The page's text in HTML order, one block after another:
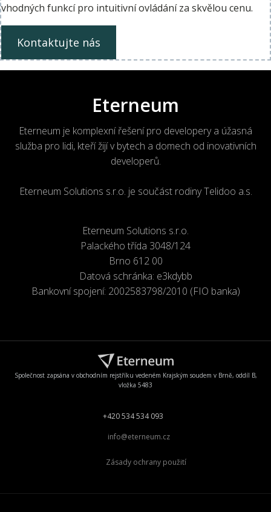
vhodných funkcí pro intuitivní ovládání za skvělou cenu.
Kontaktujte nás
Eterneum
Eterneum je komplexní řešení pro developery a úžasná
služba pro lidi, kteří žijí v bytech a domech od inovativních
developerů.
Eterneum Solutions s.r.o. je součást rodiny Telidoo a.s.
Eterneum Solutions s.r.o.
Palackého třída 3048/124
Brno 612 00
Datová schránka: e3kdybb
Bankovní spojení: 2002583798/2010 (FIO banka)
Společnost zapsána v obchodním rejstříku vedeném Krajským soudem v Brně, oddíl B,
vložka 5483
+420 534 534 093
info@eterneum.cz
Zásady ochrany použití